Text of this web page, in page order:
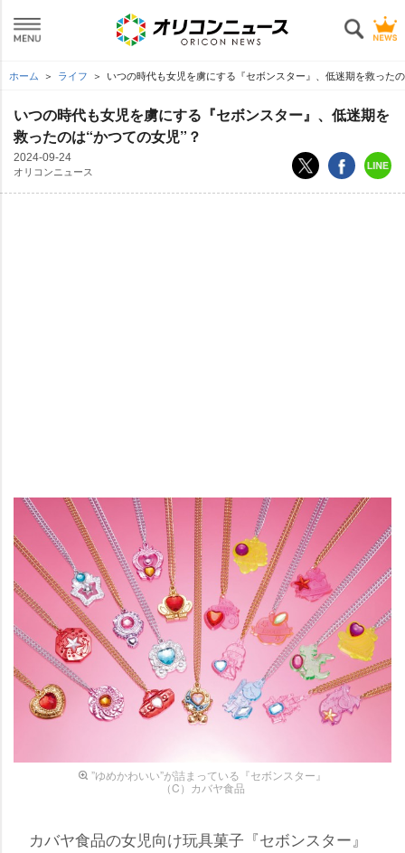
ホーム ライフ いつの時代も女児を虜にする『セボンスター』、低迷期を救った
いつの時代も女児を虜にする『セボンスター』、低迷期を
救ったのは“かつての女児”？
2024-09-24
オリコンニュース
”ゆめかわいい”が詰まっている『セボンスター』
（C）カバヤ食品
カバヤ食品の女児向け玩具菓子『セボンスター』